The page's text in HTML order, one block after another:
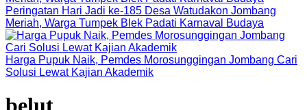
Peringatan Hari Jadi ke-185 Desa Watudakon Jombang
Meriah, Warga Tumpek Blek Padati Karnaval Budaya
Harga Pupuk Naik, Pemdes Morosunggingan Jombang Cari
Solusi Lewat Kajian Akademik